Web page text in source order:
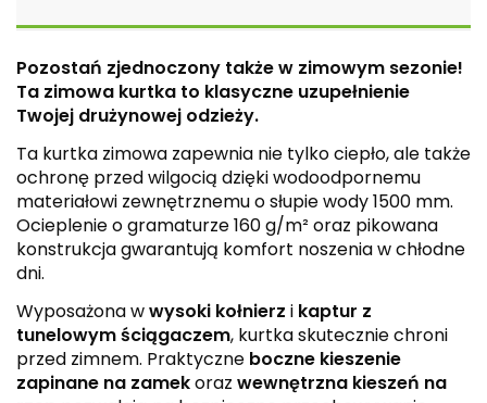
Pozostań zjednoczony także w zimowym sezonie!
Ta zimowa kurtka to klasyczne uzupełnienie
Twojej drużynowej odzieży.
Ta kurtka zimowa zapewnia nie tylko ciepło, ale także
ochronę przed wilgocią dzięki wodoodpornemu
materiałowi zewnętrznemu o słupie wody 1500 mm.
Ocieplenie o gramaturze 160 g/m² oraz pikowana
konstrukcja gwarantują komfort noszenia w chłodne
dni.
Wyposażona wwysoki kołnierz i kaptur z
tunelowym ściągaczem, kurtka skutecznie chroni
przed zimnem. Praktyczne boczne kieszenie
zapinane na zamekoraz wewnętrzna kieszeń na